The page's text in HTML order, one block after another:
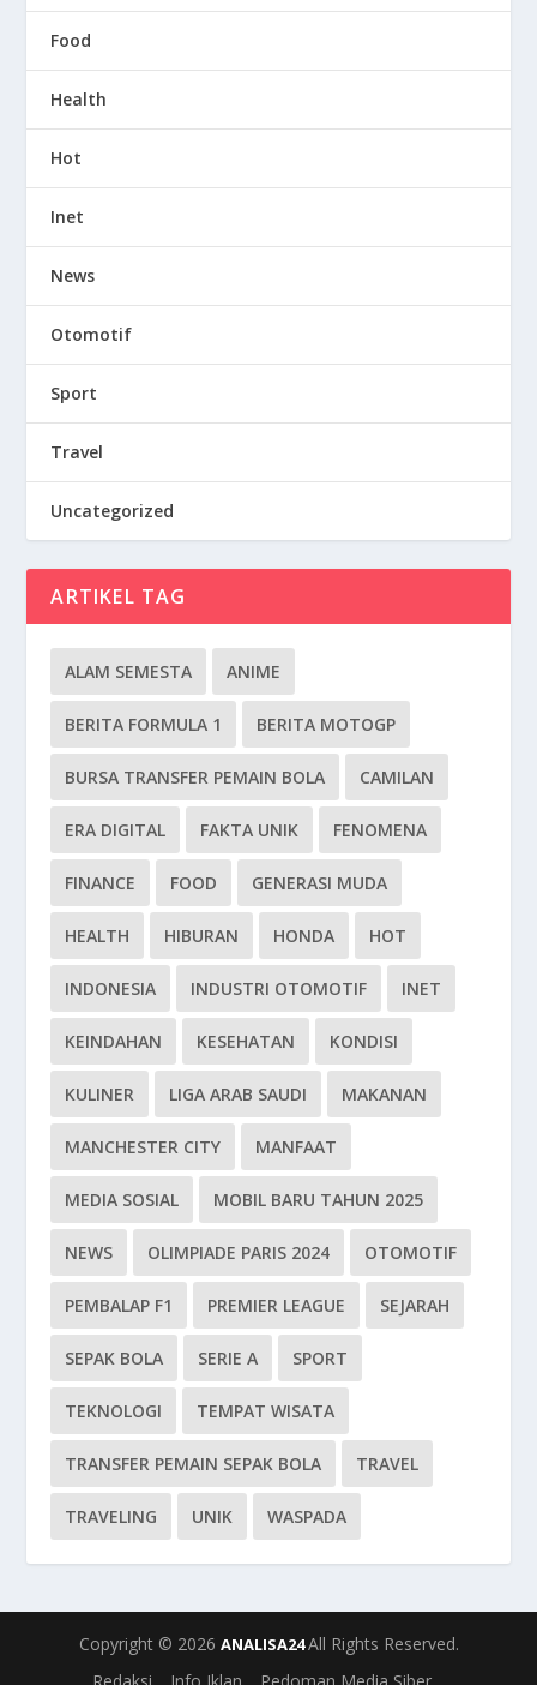
Food
Health
Hot
Inet
News
Otomotif
Sport
Travel
Uncategorized
ARTIKEL TAG
ALAM SEMESTA ANIME
BERITA FORMULA 1 BERITA MOTOGP
BURSA TRANSFER PEMAIN BOLA CAMILAN
ERA DIGITAL FAKTA UNIK FENOMENA
FINANCE FOOD GENERASI MUDA
HEALTH HIBURAN HONDA HOT
INDONESIA INDUSTRI OTOMOTIF INET
KEINDAHAN KESEHATAN KONDISI
KULINER LIGA ARAB SAUDI MAKANAN
MANCHESTER CITY MANFAAT
MEDIA SOSIAL MOBIL BARU TAHUN 2025
NEWS OLIMPIADE PARIS 2024 OTOMOTIF
PEMBALAP F1 PREMIER LEAGUE SEJARAH
SEPAK BOLA SERIE A SPORT
TEKNOLOGI TEMPAT WISATA
TRANSFER PEMAIN SEPAK BOLA TRAVEL
TRAVELING UNIK WASPADA
Copyright © 2026 ANALISA24All Rights Reserved.
Redaksi
Info Iklan Pedoman Media Siber